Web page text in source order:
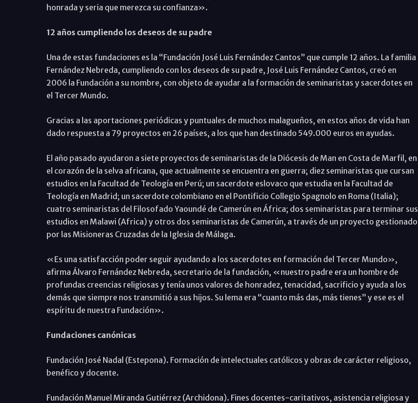
honrada y seria que merezca su confianza».
12 años cumpliendo los deseos de su padre
Una de estas fundaciones es la “Fundación José Luis Fernández Cantos” que cumple 12 años. La familia
Fernández Nebreda, cumpliendo con los deseos de su padre, José Luis Fernández Cantos, creó en
2006 la Fundación a su nombre, con objeto de ayudar a la formación de seminaristas y sacerdotes en
el Tercer Mundo.
Gracias a las aportaciones periódicas y puntuales de muchos malagueños, en estos años de vida han
dado respuesta a 79 proyectos en 26 países, a los que han destinado 549.000 euros en ayudas.
El año pasado ayudaron a siete proyectos de seminaristas de la Diócesis de Man en Costa de Marfil, en
el corazón de la selva africana, que actualmente se encuentra en guerra; diez seminaristas que cursan
estudios en la Facultad de Teología en Perú; un sacerdote eslovaco que estudia en la Facultad de
Teología en Madrid; un sacerdote colombiano en el Pontificio Collegio Spagnolo en Roma (Italia);
cuatro seminaristas del Filosofado Yaoundé de Camerún en África; dos seminaristas para terminar sus
estudios en Malawi (Africa) y otros dos seminaristas de Camerún, a través de un proyecto gestionado
por las Misioneras Cruzadas de la Iglesia de Málaga.
«Es una satisfacción poder seguir ayudando a los sacerdotes en formación del Tercer Mundo»,
afirma Álvaro Fernández Nebreda, secretario de la fundación, «nuestro padre era un hombre de
profundas creencias religiosas y tenía unos valores de honradez, tenacidad, sacrificio y ayuda a los
demás que siempre nos transmitió a sus hijos. Su lema era “cuanto más das, más tienes” y ese es el
espíritu de nuestra Fundación».
Fundaciones canónicas
Fundación José Nadal (Estepona). Formación de intelectuales católicos y obras de carácter religioso,
benéfico y docente.
Fundación Manuel Miranda Gutiérrez (Archidona). Fines docentes-caritativos, asistencia religiosa y